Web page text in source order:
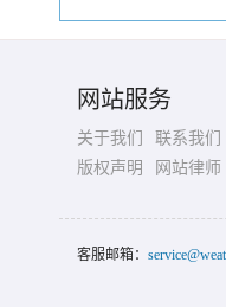
网站服务
关于我们 联系我们
版权声明
网站律师
客服邮箱：